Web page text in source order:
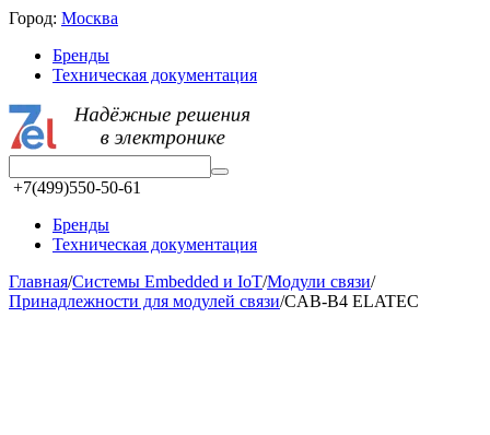
Город: Москва
Бренды
Техническая документация
+7(499)550-50-61
Бренды
Техническая документация
Главная/Системы Embedded и IoT/Модули связи/
Принадлежности для модулей связи/CAB-B4 ELATEC